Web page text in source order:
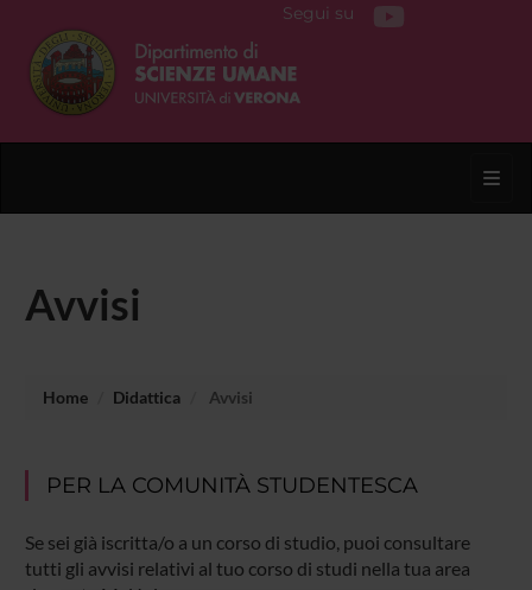
Segui su
Avvisi
Home Didattica Avvisi
PER LA COMUNITÀ STUDENTESCA
Se sei già iscritta/o a un corso di studio, puoi consultare
tutti gli avvisi relativi al tuo corso di studi nella tua area